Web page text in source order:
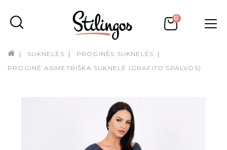
0
SUKNELĖS
PROGINĖS SUKNELĖS
PROGINĖ ASIMETRIŠKA SUKNELĖ (GRAFITO SPALVOS)